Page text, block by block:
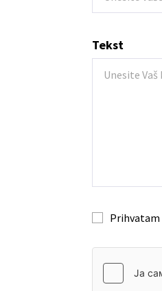
Tekst
Prihvatam